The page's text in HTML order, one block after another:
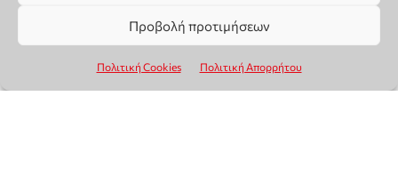
Προβολή προτιμήσεων
Πολιτική Cookies Πολιτική Απορρήτου